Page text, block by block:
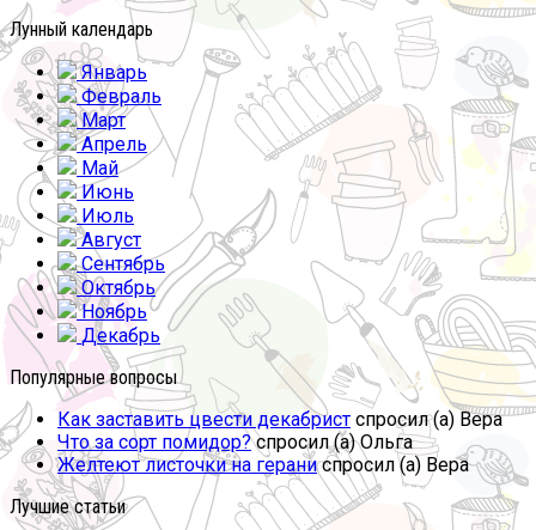
Лунный календарь
Январь
Февраль
Март
Апрель
Май
Июнь
Июль
Август
Сентябрь
Октябрь
Ноябрь
Декабрь
Популярные вопросы
Как заставить цвести декабрист спросил (а) Вера
Что за сорт помидор?спросил (а) Ольга
Желтеют листочки на гераниспросил (а) Вера
Лучшие статьи